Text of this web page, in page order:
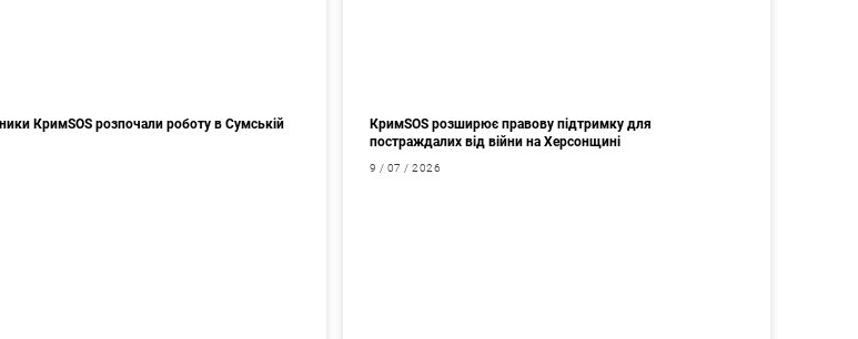
КримSOS розпочали роботу в Сумській
КримSOS розширює правову підтримку для
постраждалих від війни на Херсонщині
9 / 07 / 2026